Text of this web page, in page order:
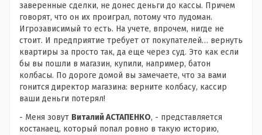
заверенные сделки, не донес деньги до кассы. Причем
говорят, что он их проиграл, потому что лудоман.
Игрозависимый то есть. На учете, впрочем, нигде не
стоит. И предприятие требует от покупателей… вернуть
квартиры за просто так, да еще через суд. Это как если
бы вы пошли в магазин, купили, например, батон
колбасы. По дороге домой вы замечаете, что за вами
гонится директор магазина: верните колбасу, кассир
ваши деньги потерял!
- Меня зовут Виталий АСТАПЕНКО, - представляется
костанаец, который попал ровно в такую историю,